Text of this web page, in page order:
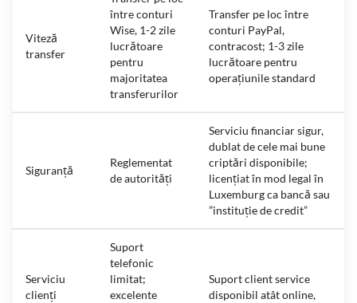
Viteză
transfer
între conturi
Wise, 1-2 zile
lucrătoare
pentru
majoritatea
transferurilor
Transfer pe loc între
conturi PayPal,
contracost; 1-3 zile
lucrătoare pentru
operațiunile standard
Siguranță
Reglementat
de autorități
Serviciu financiar sigur,
dublat de cele mai bune
criptări disponibile;
licențiat în mod legal în
Luxemburg ca bancă sau
”instituție de credit”
Serviciu
clienți
Suport
telefonic
limitat;
excelente
Suport client service
disponibil atât online,